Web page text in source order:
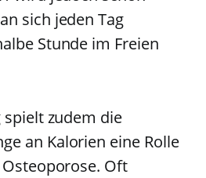
sich jeden Tag
Stunde im Freien
spielt zudem die
an Kalorien eine Rolle
Oft